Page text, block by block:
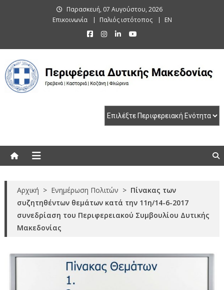
Παρασκευή, 07 Αυγούστου, 2026
Επικοινωνία
Παλιός ιστότοπος EN
Αρχική > Ενημέρωση Πολιτών > Πίνακας των
συζητηθέντων θεμάτων κατά την 11η/14-6-2017
συνεδρίαση του Περιφερειακού Συμβουλίου Δυτικής
Μακεδονίας